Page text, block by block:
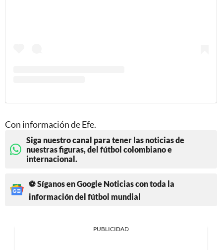
Con información de Efe.
Siga nuestro canal para tener las noticias de
nuestras figuras, del fútbol colombiano e
internacional.
⚽ Síganos en Google Noticias con toda la
información del fútbol mundial
PUBLICIDAD